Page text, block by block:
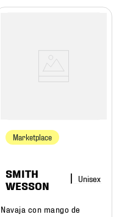
Marketplace
SMITH
WESSON
Navaja con mango de